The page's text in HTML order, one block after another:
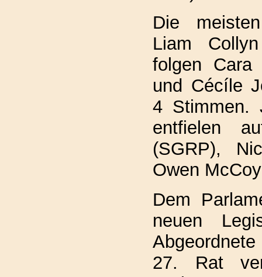
Die
Liam
folgen
und Cécíle
4 Stimmen.
entfielen
(SGRP),
Owen
Dem
neuen
27. Rat